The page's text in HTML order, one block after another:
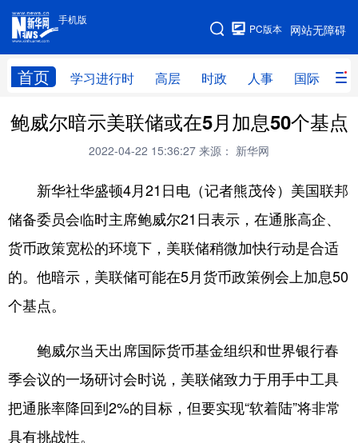
手机版
网站无障碍
PC版本
首页 学习进行时 高层 时政 人事 国际 财
手机版
网站地图
学习进行时 高层 时政 人事
财经 网评
台湾 思客智库 全球连线 教育
科技 科创 量子 体育
文化 书画 健康 军事
访谈 视频 图片 政务
食品 人居 信息化 数字经济
学术中国 乡村振兴 银龄 溯源中国
鲍威尔暗示美联储或在5月加息50个基点
2022-04-22 15:36:27 来源： 新华网
新华社华盛顿4月21日电（记者熊茂伶）美国联邦
储备委员会临时主席鲍威尔21日表示，在通胀高企、
货币政策宽松的环境下，美联储稍微加快行动是合适
的。他暗示，美联储可能在5月货币政策例会上加息50
个基点。
鲍威尔当天出席国际货币基金组织和世界银行春
季会议的一场研讨会时说，美联储致力于用手中工具
把通胀率降回到2%的目标，但要实现“软着陆”将非常
具有挑战性。